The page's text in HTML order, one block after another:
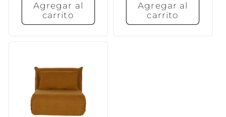
Agregar al
carrito
Agregar al
carrito